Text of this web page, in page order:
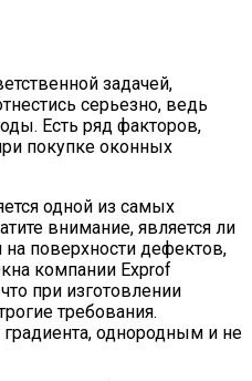
задачей,
серьезно, ведь
Есть ряд факторов,
покупке оконных
одной из самых
внимание, является ли
поверхности дефектов,
компании Exprof
при изготовлении
требования.
однородным и не